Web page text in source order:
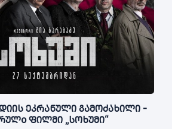
-
ფილმი „სოხუმი“